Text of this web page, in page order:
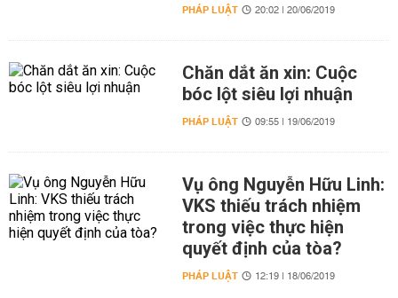
PHÁP LUẬT 20:02 | 20/06/2019
Chăn dắt ăn xin: Cuộc
bóc lột siêu lợi nhuận
PHÁP LUẬT 09:55 | 19/06/2019
Vụ ông Nguyễn Hữu Linh:
VKS thiếu trách nhiệm
trong việc thực hiện
quyết định của tòa?
PHÁP LUẬT 12:19 | 18/06/2019